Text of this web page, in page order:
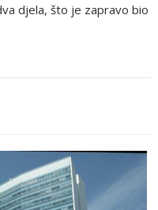
djela, što je zapravo bio